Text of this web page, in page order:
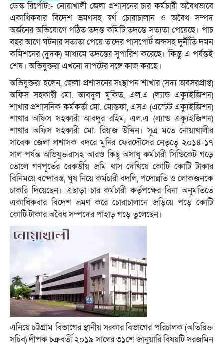
ডেস্ক রির্পোট:- নোয়াখালী জেলা প্রশাসনের চার কর্মচারী অবৈধভাবে
একাধিকবার বিদেশ ভ্রমণসহ স্বর্ণ চোরাচালান ও অবৈধ সম্পদ
অর্জনের অভিযোগে গঠিত তদন্ত কমিটি তদন্তে সত্যতা পেয়েছে। পাঁচ
বছর আগে ঘটনার সত্যতা পেয়ে তাদের পাসপোর্ট জব্দসহ দুর্নীতি দমন
কমিশনের (দুদক) মাধ্যমে তদন্তের সুপারিশ করেছে। কিন্তু এ পর্যন্তই
শেষ। অভিযুক্তরা এখনো দাপটের সঙ্গে কাজ করছে।
অভিযুক্তরা হলেন, জেলা প্রশাসনের সংস্থাপন শাখার (সদ্য অবসরপ্রাপ্ত)
অফিস সহকারী মো. আবদুল মুকিত, এল.এ (ল্যান্ড এক্যুইজিশন)
শাখার প্রশাসনিক কর্মকর্তা মো. মোস্তফা, এসএ (এস্টেট এক্যুইজিশন)
শাখার অফিস সহকারী আবদুর রহিম, এল.এ (ল্যান্ড এক্যুইজিশন)
শাখার অফিস সহকারী মো. রিয়াজ উদ্দিন। সূত্র মতে নোয়াখালীর
সাবেক জেলা প্রশাসক বদরে মুনির ফেরদৌসের নেতৃত্বে ২০১৪-১৭
সাল পর্যন্ত অভিযুক্তরাসহ আরও কিছু অসাধু কর্মচারী সিন্ডিকেট গড়ে
তোলে গণপূর্তের রেকর্ডীয় জমি খাস দেখিয়ে কোটি কোটি টাকার
বিনিময়ে বন্দোবস্ত, ঘুষ নিয়ে কর্মচারী বদলি, পদোন্নতি ও লোকজনকে
চাকরি দিয়েছেন। এছাড়া চার কর্মচারী কর্তৃপক্ষের বিনা অনুমতিতে
একাধিকবার বিদেশ ভ্রমণ করে চোরাচালানে জড়িয়ে পড়ে কোটি
কোটি টাকার অবৈধ সম্পদের পাহাড় গড়ে তুলেছেন।
এনিয়ে চট্টগ্রাম বিভাগের স্থানীয় সরকার বিভাগের পরিচালক (অতিরিক্ত
সচিব) দীপক চক্রবর্তী ২০১৯ সালের ৩১শে জানুয়ারি বিষয়টি সরজমিন